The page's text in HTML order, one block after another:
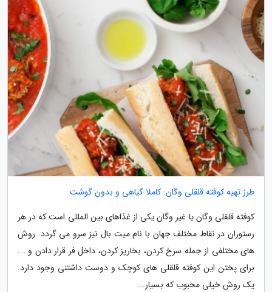
طرز تهیه کوفته قلقلی وگان: کاملا گیاهی و بدون گوشت
کوفته قلقلی وگان یا غیر وگان یکی از غذاهای بین المللی است که در هر
رستوران در نقاط مختلف جهان با نام میت بال نیز سرو می گردد. روش
های مختلفی از جمله سرخ کردن، بخارپز کردن، داخل فر قرار دادن و ….
برای پختن این کوفته قلقلی های کوچک و دوست داشتنی وجود دارد.
یک روش خیلی محبوب که بسیار...